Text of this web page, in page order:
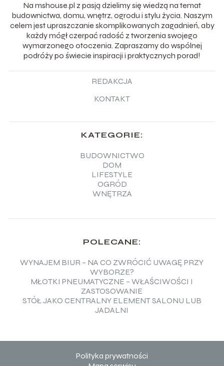
Na mshouse.pl z pasją dzielimy się wiedzą na temat
budownictwa, domu, wnętrz, ogrodu i stylu życia. Naszym
celem jest upraszczanie skomplikowanych zagadnień, aby
każdy mógł czerpać radość z tworzenia swojego
wymarzonego otoczenia. Zapraszamy do wspólnej
podróży po świecie inspiracji i praktycznych porad!
REDAKCJA
KONTAKT
KATEGORIE:
BUDOWNICTWO
DOM
LIFESTYLE
OGRÓD
WNĘTRZA
POLECANE:
WYNAJEM BIUR – NA CO ZWRÓCIĆ UWAGĘ PRZY
WYBORZE?
MŁOTKI PNEUMATYCZNE – WŁAŚCIWOŚCI I
ZASTOSOWANIE
STÓŁ JAKO CENTRALNY ELEMENT SALONU LUB
JADALNI
Polityka prywatności